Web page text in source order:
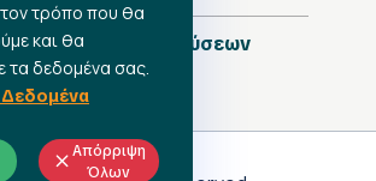
Δημοσιεύσεων
τον τρόπο που θα
και θα
τα δεδομένα σας.
Απόρριψη
Όλων